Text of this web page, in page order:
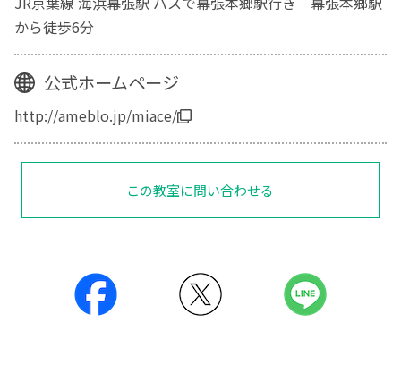
から徒歩6分
公式ホームページ
http://ameblo.jp/miace/
この教室に問い合わせる